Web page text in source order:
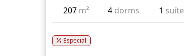
207 m² 4 dorms 1 suíte
Especial